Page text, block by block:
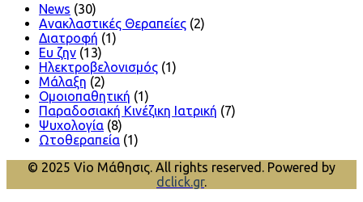
News (30)
Ανακλαστικές Θεραπείες (2)
Διατροφή (1)
Ευ ζην (13)
Ηλεκτροβελονισμός (1)
Μάλαξη (2)
Ομοιοπαθητική (1)
Παραδοσιακή Κινέζικη Ιατρική (7)
Ψυχολογία (8)
Ωτοθεραπεία (1)
© 2025 Vio Μάθησις. All rights reserved. Powered by
dclick.gr.